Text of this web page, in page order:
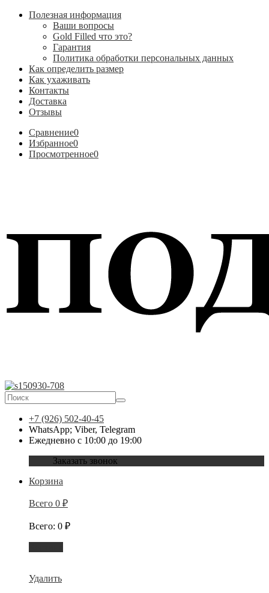
Полезная информация
Ваши вопросы
Gold Filled что это?
Гарантия
Политика обработки персональных данных
Как определить размер
Как ухаживать
Контакты
Доставка
Отзывы
Сравнение0
Избранное0
Просмотренное0
+7 (926) 502-40-45
WhatsApp; Viber, Telegram
Ежедневно с 10:00 до 19:00
Заказать звонок
Корзина
Всего 0 ₽
Всего: 0 ₽
Удалить